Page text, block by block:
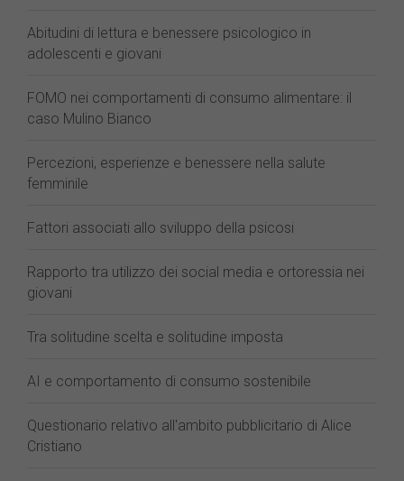
Abitudini di lettura e benessere psicologico in
adolescenti e giovani
FOMO nei comportamenti di consumo alimentare: il
caso Mulino Bianco
Percezioni, esperienze e benessere nella salute
femminile
Fattori associati allo sviluppo della psicosi
Rapporto tra utilizzo dei social media e ortoressia nei
giovani
Tra solitudine scelta e solitudine imposta
AI e comportamento di consumo sostenibile
Questionario relativo all'ambito pubblicitario di Alice
Cristiano